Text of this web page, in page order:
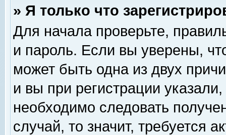
» Я только что
Для начала проверьте,
и пароль. Если вы уверены,
может быть одна из двух
и вы при регистрации
необходимо следовать
случай, то значит, требуется